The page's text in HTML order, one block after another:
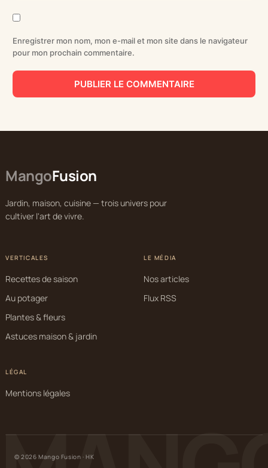
Enregistrer mon nom, mon e-mail et mon site dans le navigateur
pour mon prochain commentaire.
MangoFusion
Jardin, maison, cuisine — trois univers pour
cultiver l'art de vivre.
VERTICALES
Recettes de saison
Au potager
Plantes & fleurs
Astuces maison & jardin
LE MÉDIA
Nos articles
Flux RSS
LÉGAL
Mentions légales
© 2026 Mango Fusion · HK